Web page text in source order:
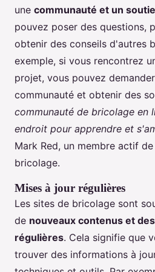
une communauté et un
pouvez poser des questions,
obtenir des conseils d'autres
exemple, si vous rencontrez
projet, vous pouvez
communauté et obtenir des
communauté de bricolage en
endroit pour apprendre et
Mark Red, un membre actif
bricolage.
Mises à jour régulières
Les sites de bricolage sont
de nouveaux contenus et
régulières. Cela signifie que
trouver des informations à